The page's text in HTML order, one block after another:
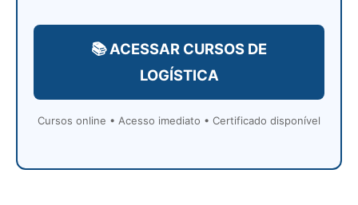
📚 ACESSAR CURSOS DE
LOGÍSTICA
Cursos online • Acesso imediato • Certificado disponível